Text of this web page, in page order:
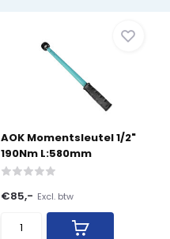
AOK Momentsleutel 1/2"
190Nm L:580mm
€85,- Excl. btw